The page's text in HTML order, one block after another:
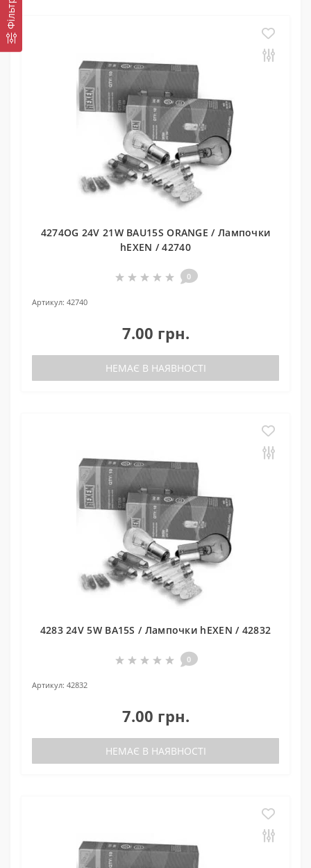
4274OG 24V 21W BAU15S ORANGE / Лампочки
hEXEN / 42740
0
Артикул: 42740
7.00 грн.
НЕМАЄ В НАЯВНОСТІ
4283 24V 5W BA15S / Лампочки hEXEN / 42832
0
Артикул: 42832
7.00 грн.
НЕМАЄ В НАЯВНОСТІ